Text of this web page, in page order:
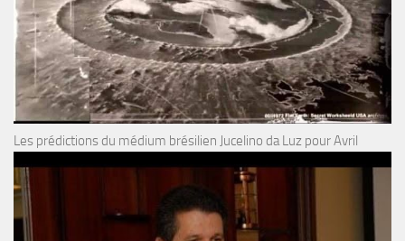
Les prédictions du médium brésilien Jucelino da Luz pour Avril